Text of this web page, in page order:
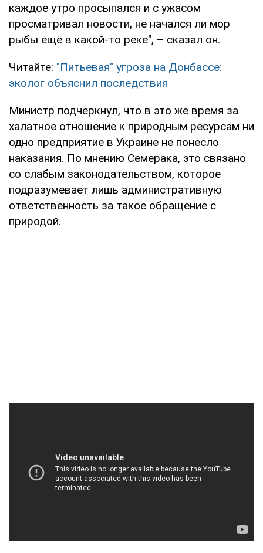
каждое утро просыпался и с ужасом
просматривал новости, не начался ли мор
рыбы ещё в какой-то реке", – сказал он.
Читайте: "Питьевая" угроза на Донбассе:
эколог объяснил последствия
Министр подчеркнул, что в это же время за
халатное отношение к природным ресурсам ни
одно предприятие в Украине не понесло
наказания. По мнению Семерака, это связано
со слабым законодательством, которое
подразумевает лишь административную
ответственность за такое обращение с
природой.